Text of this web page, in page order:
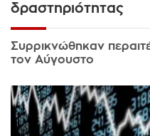
δραστηριότητας
Συρρικνώθηκαν
τον Αύγουστο